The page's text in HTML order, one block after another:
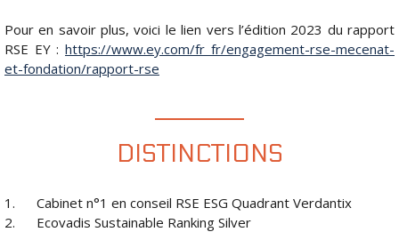
Pour en savoir plus, voici le lien vers l’édition 2023 du rapport
RSE EY : https://www.ey.com/fr_fr/engagement-rse-mecenat-
et-fondation/rapport-rse
DISTINCTIONS
1. Cabinet n°1 en conseil RSE ESG Quadrant Verdantix
2. Ecovadis Sustainable Ranking Silver